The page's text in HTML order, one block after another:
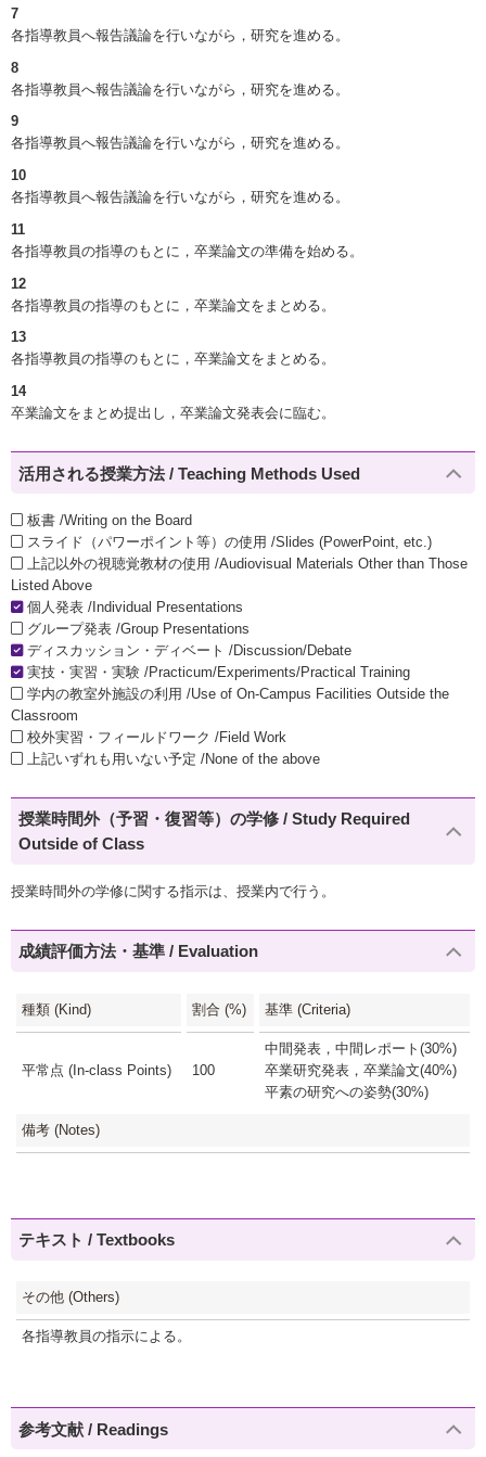
7
各指導教員へ報告議論を行いながら，研究を進める。
8
各指導教員へ報告議論を行いながら，研究を進める。
9
各指導教員へ報告議論を行いながら，研究を進める。
10
各指導教員へ報告議論を行いながら，研究を進める。
11
各指導教員の指導のもとに，卒業論文の準備を始める。
12
各指導教員の指導のもとに，卒業論文をまとめる。
13
各指導教員の指導のもとに，卒業論文をまとめる。
14
卒業論文をまとめ提出し，卒業論文発表会に臨む。
活用される授業方法 / Teaching Methods Used
板書 /Writing on the Board
スライド（パワーポイント等）の使用 /Slides (PowerPoint, etc.)
上記以外の視聴覚教材の使用 /Audiovisual Materials Other than Those
Listed Above
個人発表 /Individual Presentations
グループ発表 /Group Presentations
ディスカッション・ディベート /Discussion/Debate
実技・実習・実験 /Practicum/Experiments/Practical Training
学内の教室外施設の利用 /Use of On-Campus Facilities Outside the
Classroom
校外実習・フィールドワーク /Field Work
上記いずれも用いない予定 /None of the above
授業時間外（予習・復習等）の学修 / Study Required
Outside of Class
授業時間外の学修に関する指示は、授業内で行う。
成績評価方法・基準 / Evaluation
種類 (Kind) 割合 (%) 基準 (Criteria)
平常点 (In-class Points) 100
中間発表，中間レポート(30%)
卒業研究発表，卒業論文(40%)
平素の研究への姿勢(30%)
備考 (Notes)
テキスト / Textbooks
その他 (Others)
各指導教員の指示による。
参考文献 / Readings